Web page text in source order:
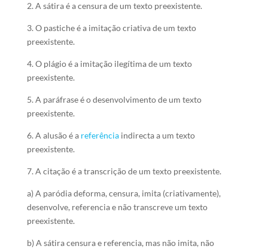
2. A sátira é a censura de um texto preexistente.
3. O pastiche é a imitação criativa de um texto
preexistente.
4. O plágio é a imitação ilegítima de um texto
preexistente.
5. A paráfrase é o desenvolvimento de um texto
preexistente.
6. A alusão é a referênciaindirecta a um texto
preexistente.
7. A citação é a transcrição de um texto preexistente.
a) A paródia deforma, censura, imita (criativamente),
desenvolve, referencia e não transcreve um texto
preexistente.
b) A sátira censura e referencia, mas não imita, não